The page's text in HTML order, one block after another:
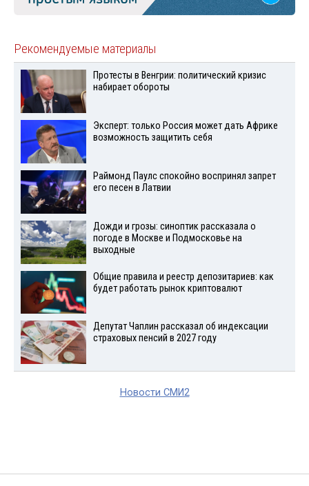
Рекомендуемые материалы
Протесты в Венгрии: политический кризис
набирает обороты
Эксперт: только Россия может дать Африке
возможность защитить себя
Раймонд Паулс спокойно воспринял запрет
его песен в Латвии
Дожди и грозы: синоптик рассказала о
погоде в Москве и Подмосковье на
выходные
Общие правила и реестр депозитариев: как
будет работать рынок криптовалют
Депутат Чаплин рассказал об индексации
страховых пенсий в 2027 году
Новости СМИ2